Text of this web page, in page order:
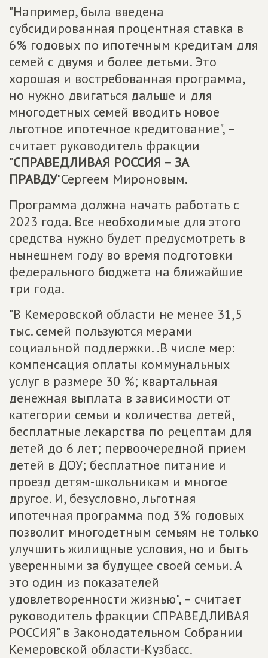
"Например, была введена
субсидированная процентная ставка в
6% годовых по ипотечным кредитам для
семей с двумя и более детьми. Это
хорошая и востребованная программа,
но нужно двигаться дальше и для
многодетных семей вводить новое
льготное ипотечное кредитование", –
считает руководитель фракции
"СПРАВЕДЛИВАЯ РОССИЯ – ЗА
ПРАВДУ"Сергеем Мироновым.
Программа должна начать работать с
2023 года. Все необходимые для этого
средства нужно будет предусмотреть в
нынешнем году во время подготовки
федерального бюджета на ближайшие
три года.
"В Кемеровской области не менее 31,5
тыс. семей пользуются мерами
социальной поддержки. .В числе мер:
компенсация оплаты коммунальных
услуг в размере 30 %; квартальная
денежная выплата в зависимости от
категории семьи и количества детей,
бесплатные лекарства по рецептам для
детей до 6 лет; первоочередной прием
детей в ДОУ; бесплатное питание и
проезд детям-школьникам и многое
другое. И, безусловно, льготная
ипотечная программа под 3% годовых
позволит многодетным семьям не только
улучшить жилищные условия, но и быть
уверенными за будущее своей семьи. А
это один из показателей
удовлетворенности жизнью", – считает
руководитель фракции СПРАВЕДЛИВАЯ
РОССИЯ" в Законодательном Собрании
Кемеровской области-Кузбасс.